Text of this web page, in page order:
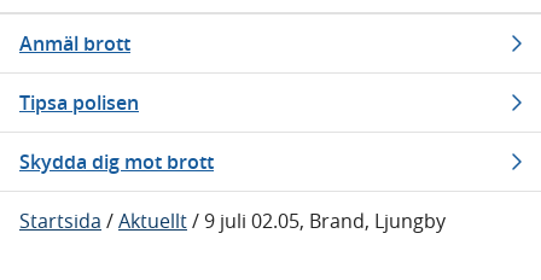
Anmäl brott
Tipsa polisen
Skydda dig mot brott
Startsida /Aktuellt/9 juli 02.05, Brand, Ljungby